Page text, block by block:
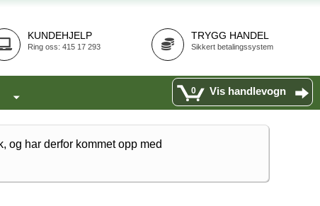
KUNDEHJELP
Ring oss: 415 17 293
TRYGG HANDEL
Sikkert betalingssystem
0 Vis handlevogn
og har derfor kommet opp med